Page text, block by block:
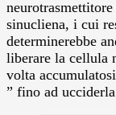
sinucliena, i cui
determinerebbe
liberare la cellula
volta
” fino ad